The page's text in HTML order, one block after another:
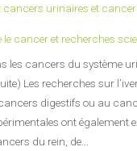
le cancer et recherches
les cancers du système
Les recherches sur
digestifs ou au
ont également
du rein, de...